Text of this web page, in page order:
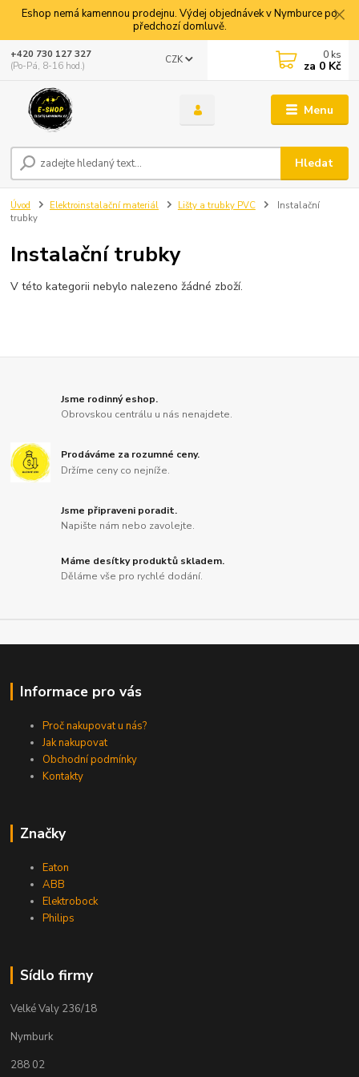
Eshop nemá kamennou prodejnu. Výdej objednávek v Nymburce po
předchozí domluvě.
Menu
CZK
Hledat
+420 730 127 327
(Po-Pá, 8-16 hod.)
0 ks
za 0 Kč
Úvod Elektroinstalační materiál Lišty a trubky PVC
Instalační
trubky
Instalační trubky
V této kategorii nebylo nalezeno žádné zboží.
Jsme rodinný eshop.
Obrovskou centrálu u nás nenajdete.
Prodáváme za rozumné ceny.
Držíme ceny co nejníže.
Jsme připraveni poradit.
Napište nám nebo zavolejte.
Máme desítky produktů skladem.
Děláme vše pro rychlé dodání.
Informace pro vás
Proč nakupovat u nás?
Jak nakupovat
Obchodní podmínky
Kontakty
Značky
Eaton
ABB
Elektrobock
Philips
Sídlo firmy
Velké Valy 236/18
Nymburk
288 02